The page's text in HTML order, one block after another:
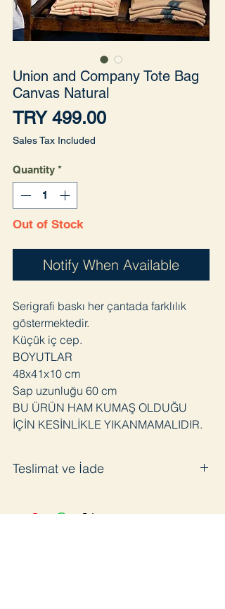
Union and Company Tote Bag
Canvas Natural
TRY 499.00Price
Sales Tax Included
Quantity *
Out of Stock
Notify When Available
Serigrafi baskı her çantada farklılık
göstermektedir.
Küçük iç cep.
BOYUTLAR
48x41x10 cm
Sap uzunluğu 60 cm
BU ÜRÜN HAM KUMAŞ OLDUĞU
İÇİN KESİNLİKLE YIKANMAMALIDIR.
Teslimat ve İade
içinde kargoya veriyoruz. Pandemi